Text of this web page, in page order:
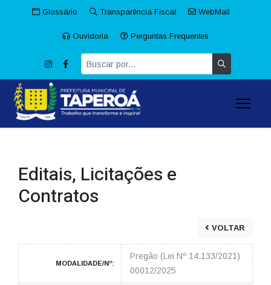
Glossário Transparência Fiscal WebMail
Ouvidoria Perguntas Frequentes
Editais, Licitações e
Contratos
VOLTAR
MODALIDADE/Nº:
Pregão (Lei Nº 14.133/2021)
00012/2025